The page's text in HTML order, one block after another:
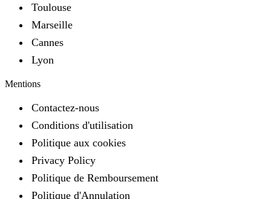
Toulouse
Marseille
Cannes
Lyon
Mentions
Contactez-nous
Conditions d'utilisation
Politique aux cookies
Privacy Policy
Politique de Remboursement
Politique d'Annulation